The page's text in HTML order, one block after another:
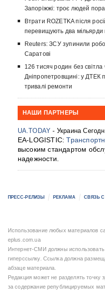
Запоріжжі: троє людей
Втрати ROZETKA після
перевищують два мільярди
Reuters: ЗСУ зупинили
Саратові
126 тисяч родин без
Дніпропетровщині: у ДТЕК
тривалі ремонти
НАШИ ПАРТНЕРЫ
UA.TODAY - Украина
EA-LOGISTIC:
высоким стандартом
надежности.
ПРЕСС-РЕЛИЗЫ РЕКЛАМА СВЯЗЬ
Использование любых материалов
eplus.com.ua
Интернет-СМИ должны
гиперссылку. Ссылка должна
абзаце материала.
Редакция может не разделять точку
за содержание републицируемых